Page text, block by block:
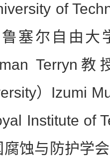
of
塞尔自由大
Terryn
）Izumi
Institute of
蚀与防护学